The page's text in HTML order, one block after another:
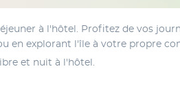
à l'hôtel. Profitez de vos
en explorant l'île à votre propre
et nuit à l'hôtel.